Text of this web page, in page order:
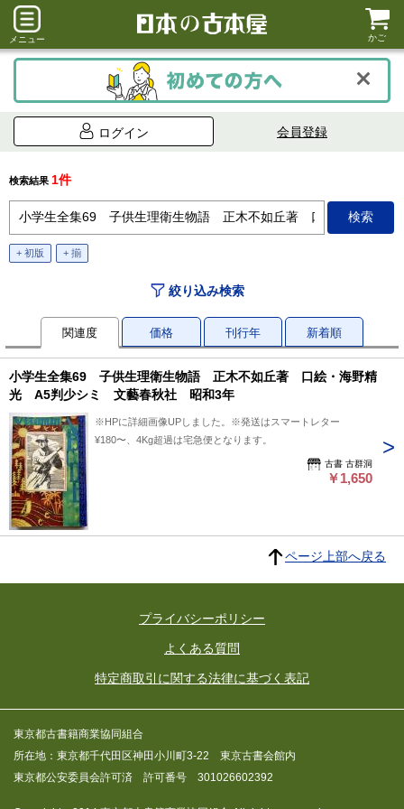
メニュー かご
ログイン 会員登録
検索結果 1件
+ 初版 + 揃
絞り込み検索
関連度 価格 刊行年 新着順
小学生全集69 子供生理衛生物語 正木不如丘著 口絵・海野精
光 A5判少シミ 文藝春秋社 昭和3年
※HPに詳細画像UPしました。※発送はスマートレター
¥180〜、4Kg超過は宅急便となります。
古書 古群洞
￥1,650
ページ上部へ戻る
プライバシーポリシー
よくある質問
特定商取引に関する法律に基づく表記
東京都古書籍商業協同組合
所在地：東京都千代田区神田小川町3-22 東京古書会館内
東京都公安委員会許可済 許可番号 301026602392